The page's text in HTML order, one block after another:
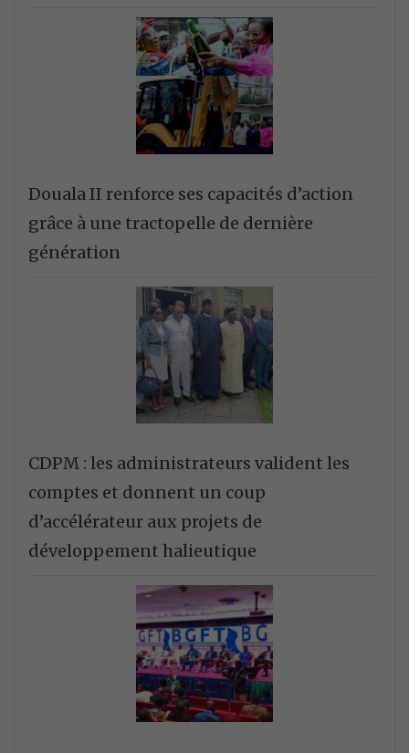
Douala II renforce ses capacités d’action
grâce à une tractopelle de dernière
génération
CDPM : les administrateurs valident les
comptes et donnent un coup
d’accélérateur aux projets de
développement halieutique